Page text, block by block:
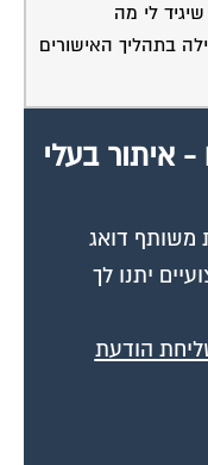
בתהליך האישורים
משותף דואג
יתנו לך
הודעת